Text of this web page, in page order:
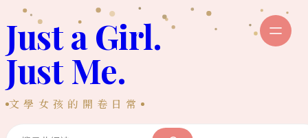
至
主
內
容
Just a Girl.
Just Me.
文學女孩的開卷日常